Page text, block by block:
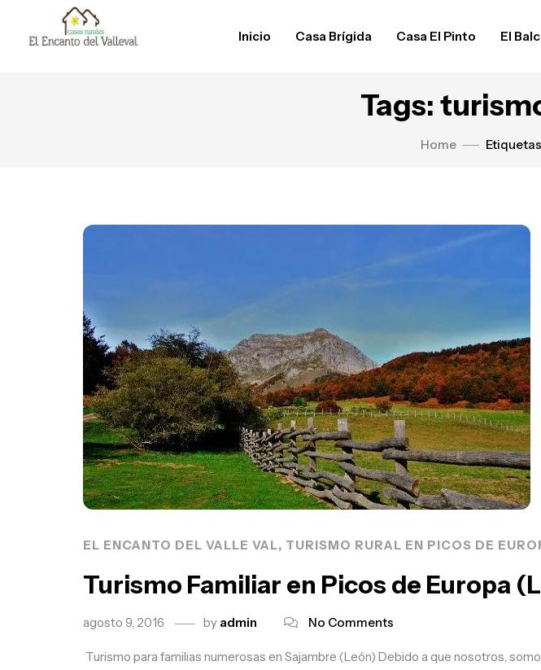
Inicio Casa Brígida Casa El Pinto El
Tags:
Home
EL ENCANTO DEL VALLE VAL, TURISMO RURAL EN PICOS DE
Turismo Familiar en Picos de Europa
agosto 9, 2016 by admin No Comments
Turismo para familias numerosas en Sajambre (León) Debido a que nosotros,